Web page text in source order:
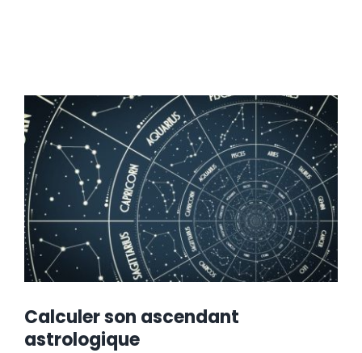
Calculer son ascendant
astrologique